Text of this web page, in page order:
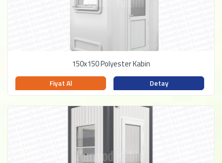
150x150 Polyester Kabin
Fiyat Al Detay